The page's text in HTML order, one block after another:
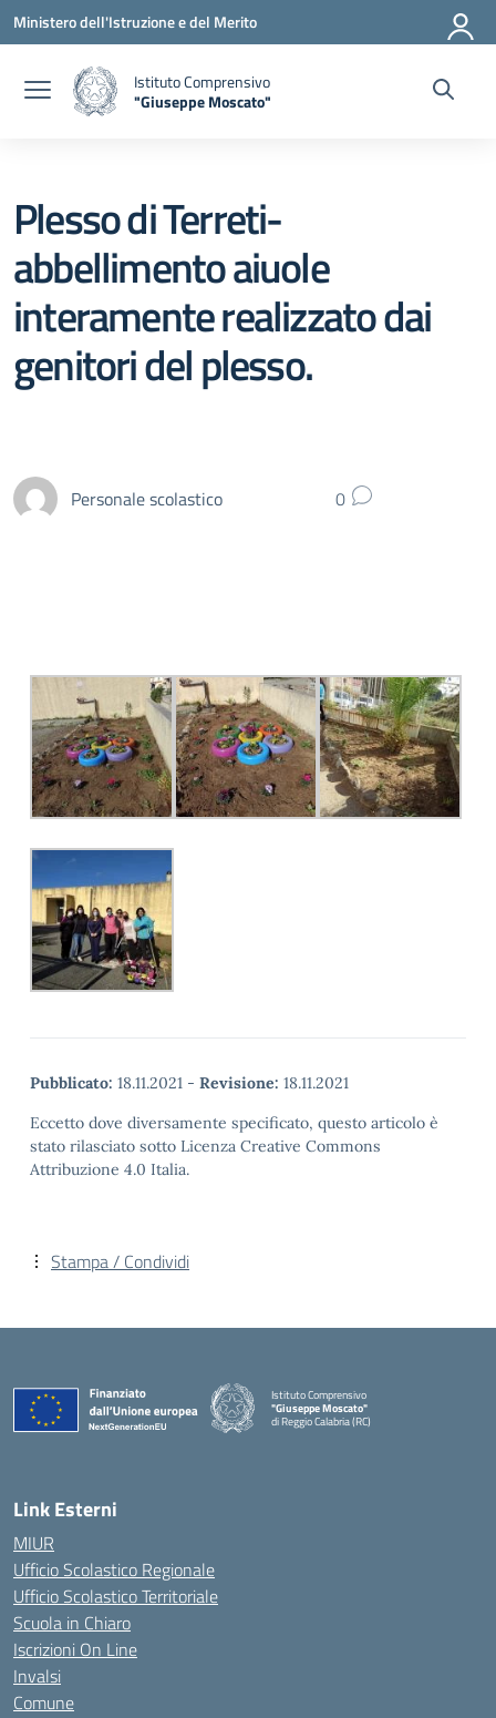
Vai ai contenuti
Vai al menu di navigazione
Vai al footer
Ministero dell'Istruzione e del Merito
Istituto Comprensivo
"Giuseppe Moscato"
Plesso di Terreti-
abbellimento aiuole
interamente realizzato dai
genitori del plesso.
Personale scolastico 0
Pubblicato: 18.11.2021 - Revisione: 18.11.2021
Eccetto dove diversamente specificato, questo articolo è
stato rilasciato sotto Licenza Creative Commons
Attribuzione 4.0 Italia.
Stampa / Condividi
Istituto Comprensivo
"Giuseppe Moscato"
di Reggio Calabria (RC)
— Visita la pagina iniziale della scuola
Link Esterni
MIUR
Ufficio Scolastico Regionale
Ufficio Scolastico Territoriale
Scuola in Chiaro
Iscrizioni On Line
Invalsi
Comune